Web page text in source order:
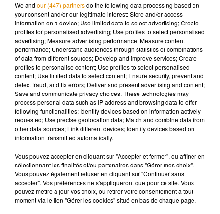
Un film amusant
"Personne n'est méchant dans ces films. C'est juste des
gens qui chantent mal, qui chantent bien et des nonnes. Il n'y
a rien de mieux !", a ainsi déclaré Whoopi Goldberg qui
estime que les deux films sortis en 1992 et 1993 sont"très
amusants et font du bien au public".Quoiqu'il en soit, une
question subsiste :les ex-religieuses Maggie Smith (la
Mère Supérieure), Kathy Najimy (Soeur Marie-Patrick)
et Wendy Makkena (Soeur Marie-Robert) seront-elles
aussi de la partie? Affaire à suivre...
Musique
We and our (447) partnersdo the following data processing based on
your consent and/or our legitimate interest: Store and/or access
information on a device; Use limited data to select advertising; Create
profiles for personalised advertising; Use profiles to select personalised
advertising; Measure advertising performance; Measure content
performance; Understand audiences through statistics or combinations
of data from different sources; Develop and improve services; Create
profiles to personalise content; Use profiles to select personalised
content; Use limited data to select content; Ensure security, prevent and
detect fraud, and fix errors; Deliver and present advertising and content;
Save and communicate privacy choices. These technologies may
process personal data such as IP address and browsing data to offer
following functionalities: Identify devices based on information actively
requested; Use precise geolocation data; Match and combine data from
other data sources; Link different devices; Identify devices based on
information transmitted automatically.
Vous pouvez accepter en cliquant sur "Accepter et fermer", ou affiner en
sélectionnant les finalités et/ou partenaires dans "Gérer mes choix".
Vous pouvez également refuser en cliquant sur "Continuer sans
accepter". Vos préférences ne s'appliqueront que pour ce site. Vous
pouvez mettre à jour vos choix, ou retirer votre consentement à tout
moment via le lien "Gérer les cookies" situé en bas de chaque page.